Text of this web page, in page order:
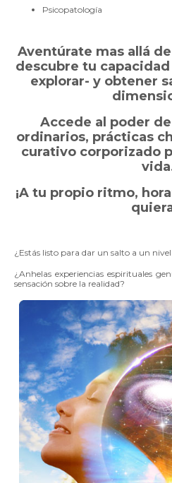
Psicopatología
Aventúrate mas allá
descubre tu
explorar- y obtener
Accede al poder
ordinarios, prácticas
curativo corporizado
¡A tu propio ritmo,
¿Estás listo para dar un salto a un
¿Anhelas experiencias espirituales
sensación sobre la realidad?